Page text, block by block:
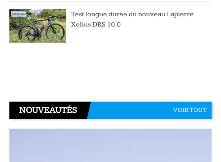
Test longue durée du nouveau Lapierre
Xelius DRS 10.0
NOUVEAUTÉS VOIR TOUT